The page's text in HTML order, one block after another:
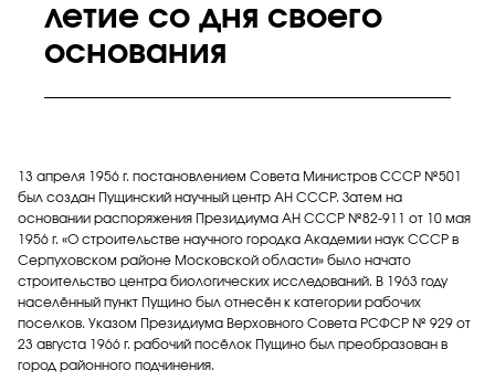
летие со дня своего
основания
13 апреля 1956 г. постановлением Совета Министров СССР №501
был создан Пущинский научный центр АН СССР. Затем на
основании распоряжения Президиума АН СССР №82-911 от 10 мая
1956 г. «О строительстве научного городка Академии наук СССР в
Серпуховском районе Московской области» было начато
строительство центра биологических исследований. В 1963 году
населённый пункт Пущино был отнесён к категории рабочих
поселков. Указом Президиума Верховного Совета РСФСР № 929 от
23 августа 1966 г. рабочий посёлок Пущино был преобразован в
город районного подчинения.